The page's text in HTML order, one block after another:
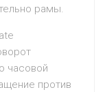
рамы.
часовой
против